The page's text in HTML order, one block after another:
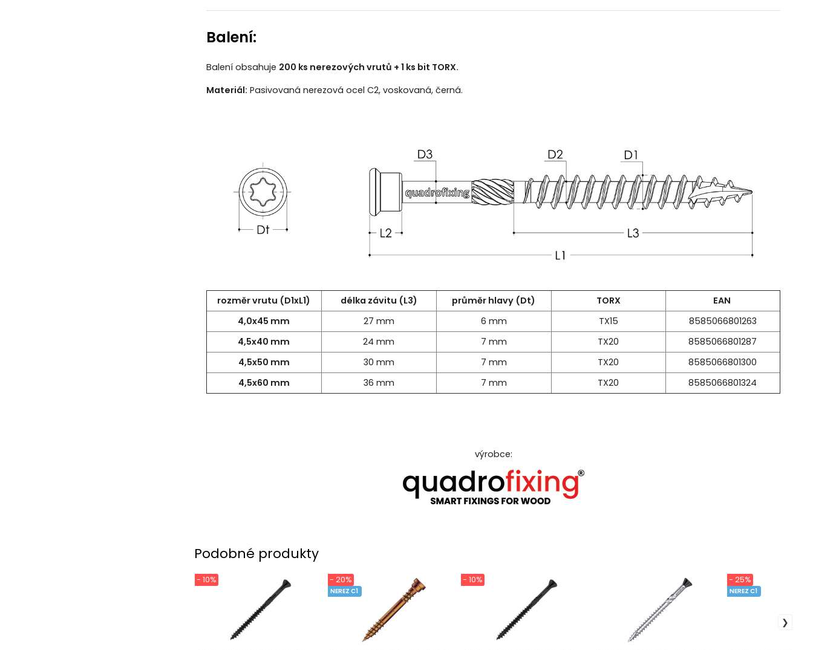
Balení:
Balení obsahuje 200 ks nerezových vrutů + 1 ks bit TORX.
Materiál: Pasivovaná nerezová ocel C2, voskovaná, černá.
rozměr vrutu (D1xL1) délka závitu (L3) průměr hlavy (Dt) TORX
EAN
4,0x45 mm
27 mm 6 mm TX15
8585066801263
4,5x40 mm
24 mm 7 mm TX20
8585066801287
4,5x50 mm
30 mm 7 mm TX20
8585066801300
4,5x60 mm
36 mm 7 mm TX20 8585066801324
výrobce:
Podobné produkty
- 10%
NEREZ C1
- 20% - 10%
NEREZ C1
- 25%